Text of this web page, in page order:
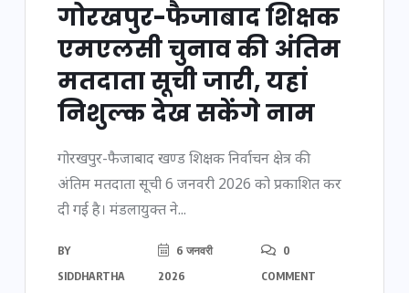
गोरखपुर-फैजाबाद शिक्षक
एमएलसी चुनाव की अंतिम
मतदाता सूची जारी, यहां
निशुल्क देख सकेंगे नाम
गोरखपुर-फैजाबाद खण्ड शिक्षक निर्वाचन क्षेत्र की
अंतिम मतदाता सूची 6 जनवरी 2026 को प्रकाशित कर
दी गई है। मंडलायुक्त ने...
BY
SIDDHARTHA
6 जनवरी
2026
0
COMMENT